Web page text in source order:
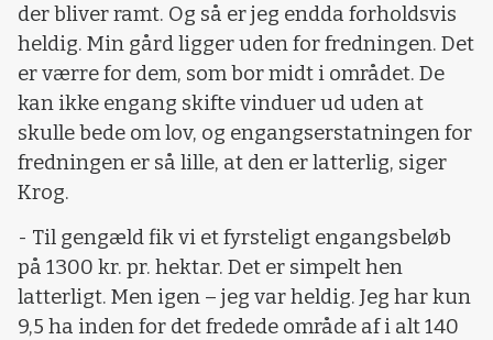
der bliver ramt. Og så er jeg endda forholdsvis
heldig. Min gård ligger uden for fredningen. Det
er værre for dem, som bor midt i området. De
kan ikke engang skifte vinduer ud uden at
skulle bede om lov, og engangserstatningen for
fredningen er så lille, at den er latterlig, siger
Krog.
- Til gengæld fik vi et fyrsteligt engangsbeløb
på 1300 kr. pr. hektar. Det er simpelt hen
latterligt. Men igen – jeg var heldig. Jeg har kun
9,5 ha inden for det fredede område af i alt 140